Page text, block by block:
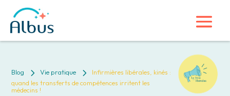
Blog 5 Vie pratique 5
Infirmières libérales, kinés :
quand les transferts de compétences irritent les
médecins !